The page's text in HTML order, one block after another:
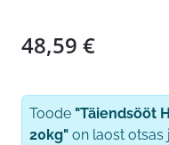
48,59 €
Toode "Täiendsööt
20kg" on laost otsas